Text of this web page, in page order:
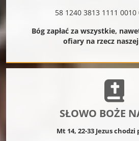
58 1240 3813 1111 0010
Bóg zapłać za wszystkie,
ofiary na rzecz
SŁOWO BOŻE
Mt 14, 22-33 Jezus chodzi